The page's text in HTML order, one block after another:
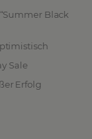
Black
Sale
Erfolg